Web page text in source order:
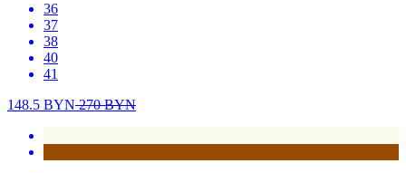
36
37
38
40
41
148.5 BYN270BYN